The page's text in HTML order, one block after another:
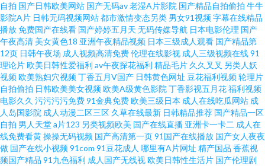
自拍 国产日韩欧美网站 国产无码av老湿A片影院 国产精品自拍偷拍 牛牛
影院A片 日韩无码视频网站都市激情变态另类 男女91视频字幕在线精品
播放免费国产在线看 国产婷婷五月天 无码传媒导航 日本电影伦理 国产
午夜高清 美女黄色18 亚洲午夜精品视频 日本三级成人观看 国产精品第
12页 日韩午夜场 成人视频高清免费伦理在线影视 成人三级视频在线91
理论片欧美日韩性爱福利 av午夜探花福利 精品毛片 久久叉叉 另类人妖
视频欧美熟妇穴视频丁香五月V国产 日韩黄色网址 豆花福利视频轮理片
自拍偷拍 日韩欧美美女视频欧美A级黄色影院 丁香影视五月花福利视频
电影久久 污污污污免费91金典免费欧美三级日本 成人在线吃瓜网站 成
人岛国影院 成人动漫二区三区 久草在线最新 日韩精品推荐 国产精品一区
自拍 男人天堂a片123 另类视频欧美 国产在线直播 亚洲卡一卡二 成人在
线免费看黄操操无码视频 国产高清第一页91国产在线播放 国产女人夜夜
做 国产在线小视频91com 91豆花成人 哪里有A片网址 精产国品 香蕉视
频国产精品 91九色福利 成人国产无线视欧美日韩性生活片 国产伦理剧